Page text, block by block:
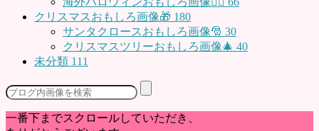
クリスマスおもしろ画像🎁 180
サンタクロースおもしろ画像🎅 30
クリスマスツリーおもしろ画像🎄 40
未分類 111
一番下までスクロールしていただき、